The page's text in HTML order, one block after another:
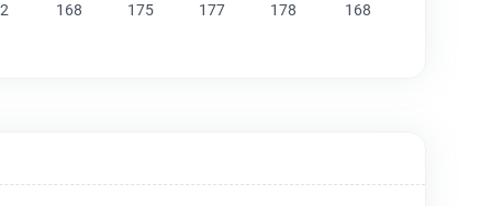
168 175 177 178 168